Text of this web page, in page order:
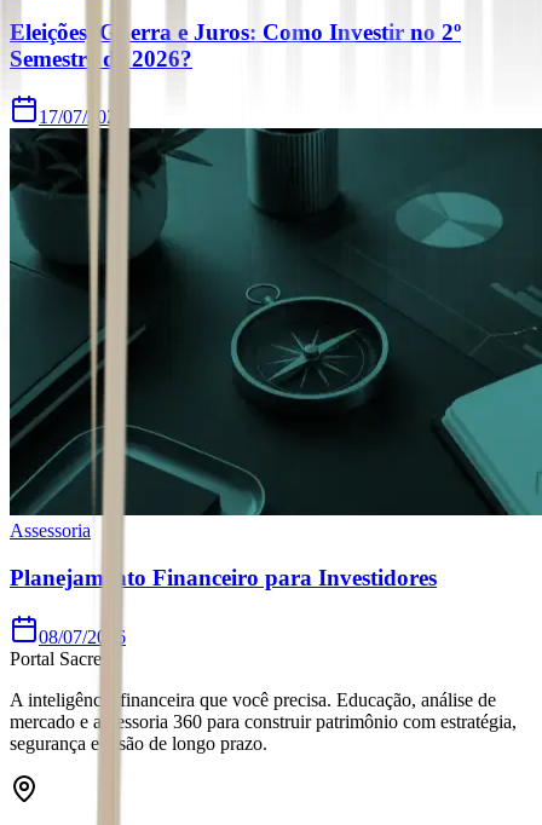
Eleições, Guerra e Juros: Como Investir no 2º
Semestre de 2026?
17/07/2026
Assessoria
Planejamento Financeiro para Investidores
08/07/2026
Portal Sacre
A inteligência financeira que você precisa. Educação, análise de
mercado e assessoria 360 para construir patrimônio com estratégia,
segurança e visão de longo prazo.